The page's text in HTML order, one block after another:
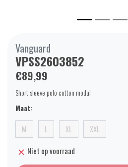
Vanguard
VPSS2603852
€89,99
Short sleeve polo cotton modal
Maat:
M L XL XXL
Niet op voorraad